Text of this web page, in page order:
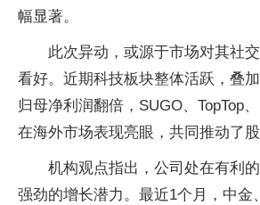
幅显著。
此次异动，或源于市场对其社
看好。近期科技板块整体活跃，叠
归母净利润翻倍，SUGO、TopTop
在海外市场表现亮眼，共同推动了股
机构观点指出，公司处在有利
强劲的增长潜力。最近1个月，中金